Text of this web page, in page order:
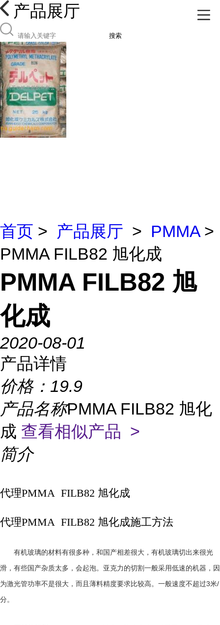
产品展厅
搜索
首页 > 产品展厅 > PMMA >
PMMA FILB82 旭化成
PMMA FILB82 旭
化成
2020-08-01
产品详情
价格： 19.9
产品名称PMMA FILB82 旭化
成 查看相似产品 >
简介
代理PMMA FILB82 旭化成
代理PMMA FILB82 旭化成施工方法
有机玻璃的材料有很多种，和国产相差很大，有机玻璃切出来很光
滑，有些国产杂质太多，会起泡。亚克力的切割一般采用低速的机器，因
为激光管功率不是很大，而且薄料精度要求比较高。一般速度不超过3米/
分。